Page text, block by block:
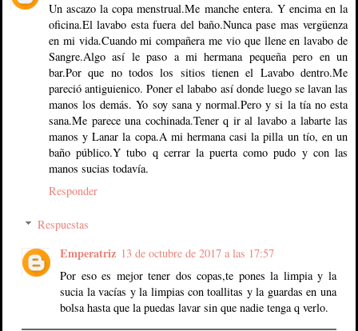
Un ascazo la copa menstrual.Me manche entera. Y encima en la
oficina.El lavabo esta fuera del baño.Nunca pase mas vergüenza
en mi vida.Cuando mi compañera me vio que llene en lavabo de
Sangre.Algo así le paso a mi hermana pequeña pero en un
bar.Por que no todos los sitios tienen el Lavabo dentro.Me
pareció antiguienico. Poner el lababo así donde luego se lavan las
manos los demás. Yo soy sana y normal.Pero y si la tía no esta
sana.Me parece una cochinada.Tener q ir al lavabo a labarte las
manos y Lanar la copa.A mi hermana casi la pilla un tío, en un
baño público.Y tubo q cerrar la puerta como pudo y con las
manos sucias todavía.
Responder
Respuestas
Emperatriz 13 de octubre de 2017 a las 17:57
Por eso es mejor tener dos copas,te pones la limpia y la
sucia la vacías y la limpias con toallitas y la guardas en una
bolsa hasta que la puedas lavar sin que nadie tenga q verlo.